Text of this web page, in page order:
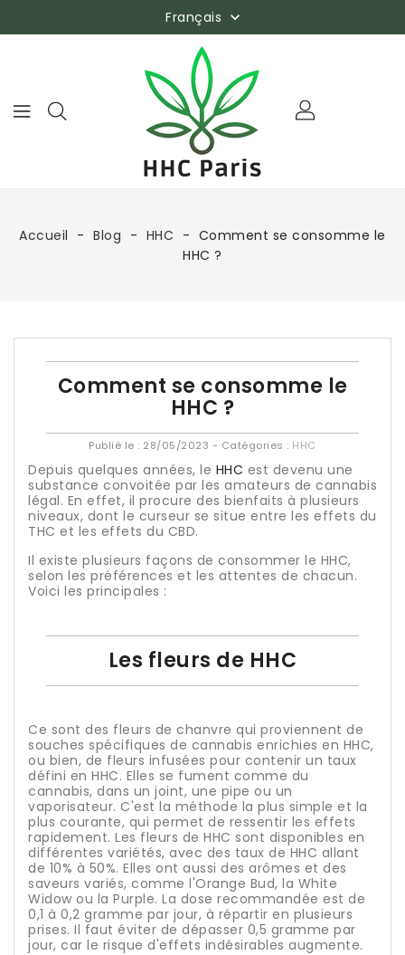
Français 
Accueil Blog HHC
Comment se consomme le
HHC ?
Comment se consomme le
HHC ?
Publié le : 28/05/2023 - Catégories : HHC
Depuis quelques années, le HHC est devenu une
substance convoitée par les amateurs de cannabis
légal. En effet, il procure des bienfaits à plusieurs
niveaux, dont le curseur se situe entre les effets du
THC et les effets du CBD.
Il existe plusieurs façons de consommer le HHC,
selon les préférences et les attentes de chacun.
Voici les principales :
Les fleurs de HHC
Ce sont des fleurs de chanvre qui proviennent de
souches spécifiques de cannabis enrichies en HHC,
ou bien, de fleurs infusées pour contenir un taux
défini en HHC. Elles se fument comme du
cannabis, dans un joint, une pipe ou un
vaporisateur. C'est la méthode la plus simple et la
plus courante, qui permet de ressentir les effets
rapidement. Les fleurs de HHC sont disponibles en
différentes variétés, avec des taux de HHC allant
de 10% à 50%. Elles ont aussi des arômes et des
saveurs variés, comme l'Orange Bud, la White
Widow ou la Purple. La dose recommandée est de
0,1 à 0,2 gramme par jour, à répartir en plusieurs
prises. Il faut éviter de dépasser 0,5 gramme par
jour, car le risque d'effets indésirables augmente.